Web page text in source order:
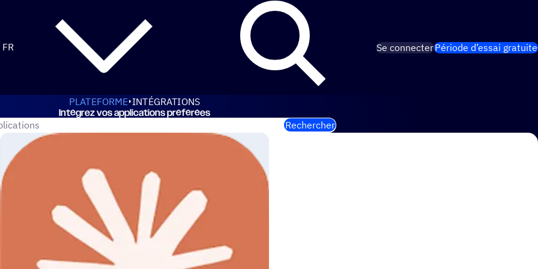
FR Se connecterPériode d’essai gratuite
PLATEFORME INTÉGRATIONS
Inté­grez vos applications préférées
ActiveCampaign Rechercher